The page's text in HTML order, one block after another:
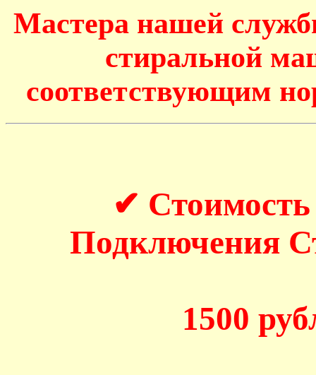
Мастера нашей
стиральной
соответствующим
✔ Стоимость
Подключения
1500